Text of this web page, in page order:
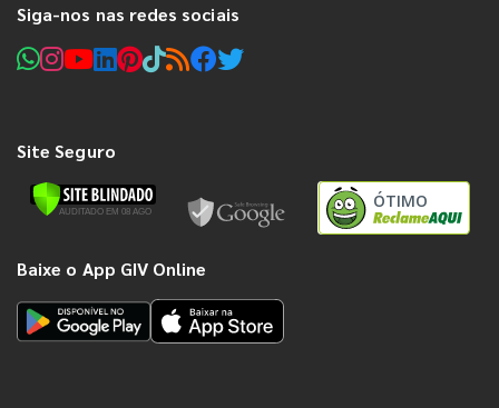
Siga-nos nas redes sociais
Site Seguro
ÓTIMO
Baixe o App GIV Online